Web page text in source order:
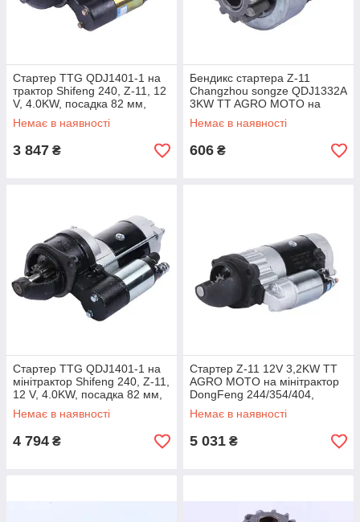
Стартер TTG QDJ1401-1 на
трактор Shifeng 240, Z-11, 12
V, 4.0KW, посадка 82 мм,
межболт. L-120 мм УЦЕНКА
Немає в наявності
3 847 ₴
Бендикс стартера Z-11
Changzhou songze QDJ1332A
3KW TT AGRO MOTO на
мінітрактор Jinma 240/244 з
дизельним двигуном
Немає в наявності
606 ₴
Стартер TTG QDJ1401-1 на
мінітрактор Shifeng 240, Z-11,
12 V, 4.0KW, посадка 82 мм,
міжболт. L-120 мм
Немає в наявності
4 794 ₴
Стартер Z-11 12V 3,2KW TT
AGRO MOTO на мінітрактор
DongFeng 244/354/404,
Xingtai 180/220/240, посадка
75 мм, міжболт. L-112 мм,
Немає в наявності
5 031 ₴